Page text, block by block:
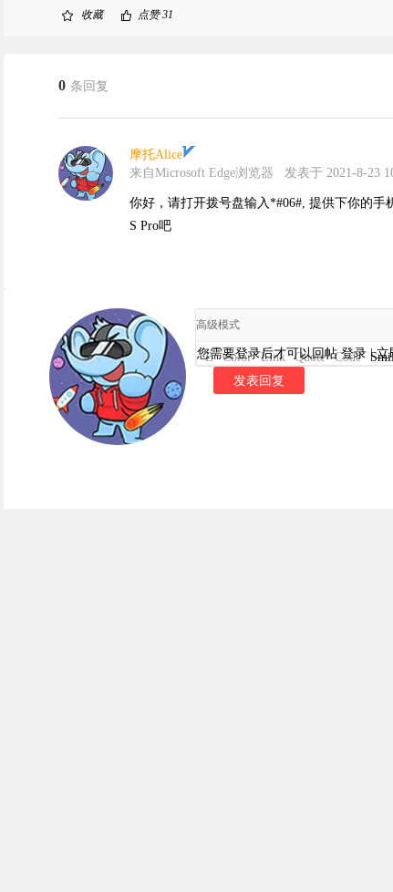
收藏 点赞31
0 条回复
摩托Alice
来自Microsoft Edge浏览器
发表于 2021-8-23
你好，请打开拨号盘输入*#06#, 提供下你的手
S Pro吧
高级模式
B Color Link Quote Code
您需要登录后才可以回帖登录 |立
发表回复